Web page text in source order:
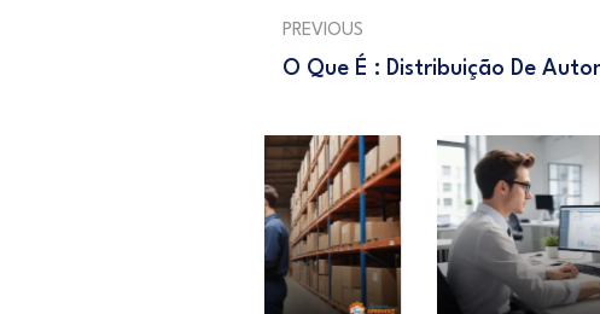
PREVIOUS
O Que É : Distribuição De